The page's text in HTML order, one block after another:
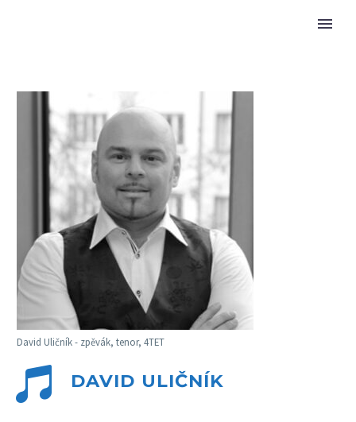
David Uličník - zpěvák, tenor, 4TET

 DAVID ULIČNÍK